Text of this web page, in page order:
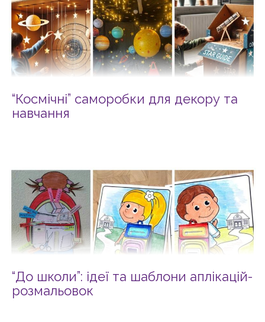
“Космічні” саморобки для декору та
навчання
“До школи”: ідеї та шаблони аплікацій-
розмальовок